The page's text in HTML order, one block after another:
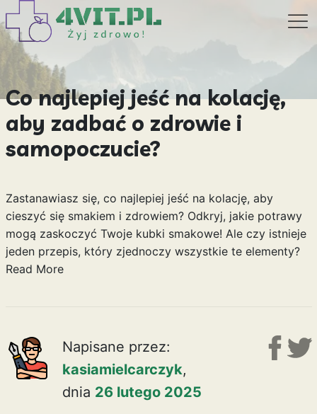
Co najlepiej jeść na kolację,
aby zadbać o zdrowie i
samopoczucie?
Zastanawiasz się, co najlepiej jeść na kolację, aby
cieszyć się smakiem i zdrowiem? Odkryj, jakie potrawy
mogą zaskoczyć Twoje kubki smakowe! Ale czy istnieje
jeden przepis, który zjednoczy wszystkie te elementy?
Read More
Napisane przez:
kasiamielcarczyk,
dnia 26 lutego 2025